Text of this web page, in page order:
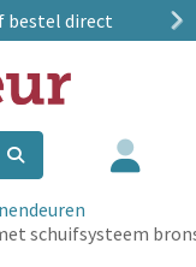
bestel direct
schuifsysteem